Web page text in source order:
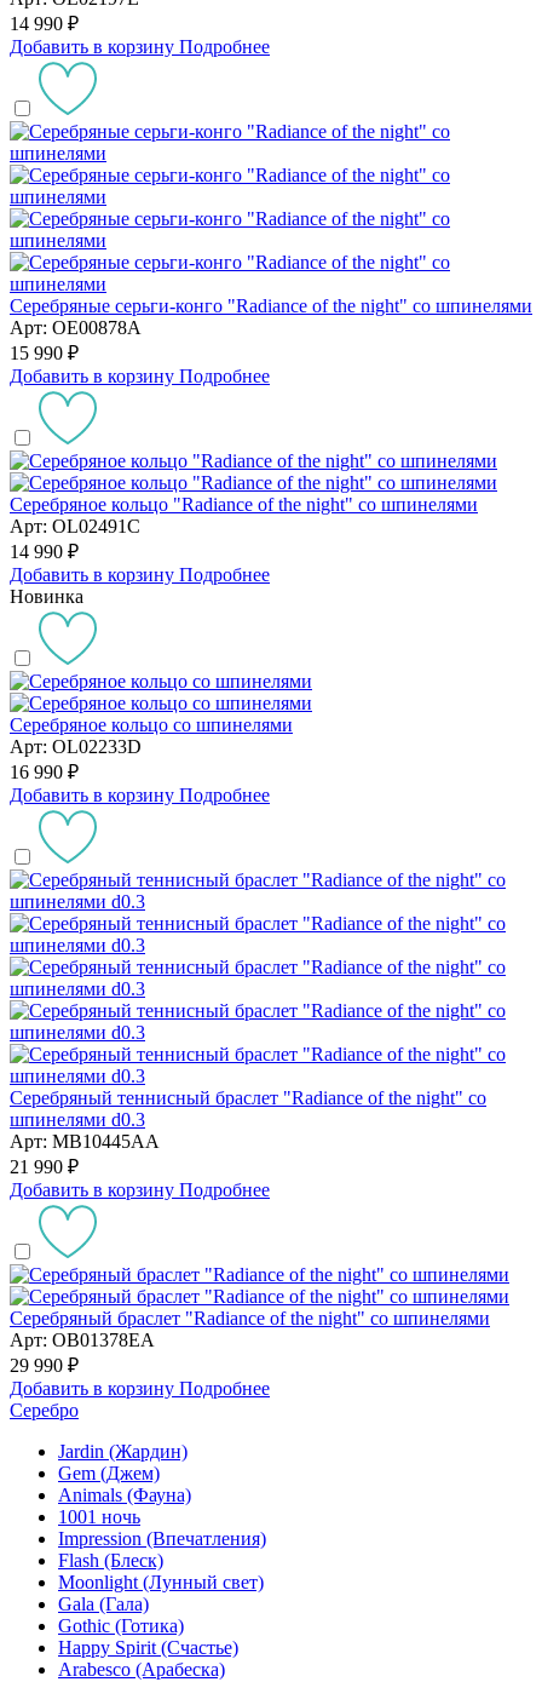
14 990 ₽
Добавить в корзину Подробнее
Серебряные серьги-конго "Radiance of the night" со шпинелями
Арт: OE00878A
15 990 ₽
Добавить в корзину Подробнее
Серебряное кольцо "Radiance of the night" со шпинелями
Арт: OL02491C
14 990 ₽
Добавить в корзину Подробнее
Новинка
Серебряное кольцо со шпинелями
Арт: OL02233D
16 990 ₽
Добавить в корзину Подробнее
Серебряный теннисный браслет "Radiance of the night" со
шпинелями d0.3
Арт: MB10445AA
21 990 ₽
Добавить в корзину Подробнее
Серебряный браслет "Radiance of the night" со шпинелями
Арт: OB01378EA
29 990 ₽
Добавить в корзину Подробнее
Серебро
Jardin (Жардин)
Gem (Джем)
Animals (Фауна)
1001 ночь
Impression (Впечатления)
Flash (Блеск)
Moonlight (Лунный свет)
Gala (Гала)
Gothic (Готика)
Happy Spirit (Счастье)
Arabesco (Арабеска)